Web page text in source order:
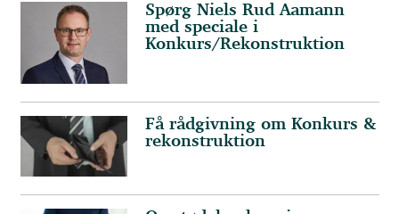
Spørg Niels Rud Aamann
med speciale i
Konkurs/Rekonstruktion
Få rådgivning om Konkurs &
rekonstruktion